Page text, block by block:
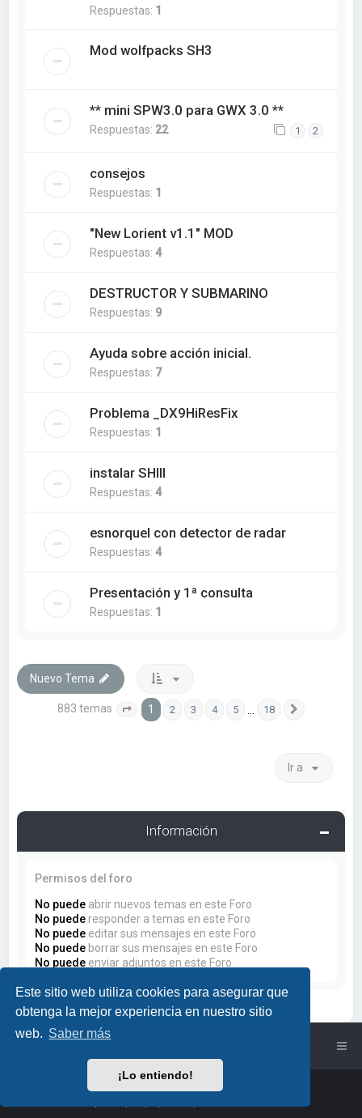
Este sitio web utiliza cookies para asegurar que
obtenga la mejor experiencia en nuestro sitio
web. Saber más
¡Lo entiendo!
Respuestas: 1
Mod wolfpacks SH3
** mini SPW3.0 para GWX 3.0 **
Respuestas: 22 1 2
consejos
Respuestas: 1
"New Lorient v1.1" MOD
Respuestas:4
DESTRUCTOR Y SUBMARINO
Respuestas: 9
Ayuda sobre acción inicial.
Respuestas: 7
Problema _DX9HiResFix
Respuestas: 1
instalar SHIII
Respuestas:4
esnorquel con detector de radar
Respuestas:4
Presentación y 1ª consulta
Respuestas: 1
Nuevo Tema
883 temas Página 1de 18
1 2 3 4 5 18
Ir a
Información
Permisos del foro
No puede abrir nuevos temas en este Foro
No puede responder a temas en este Foro
No puede editar sus mensajes en este Foro
No puede borrar sus mensajes en este Foro
No puede enviar adjuntos en este Foro
phpBB
PlanetStyles